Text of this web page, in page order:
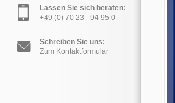
Lassen Sie sich beraten:
+49 (0) 70 23 - 94 95 0
Schreiben Sie uns:
Zum Kontaktformular